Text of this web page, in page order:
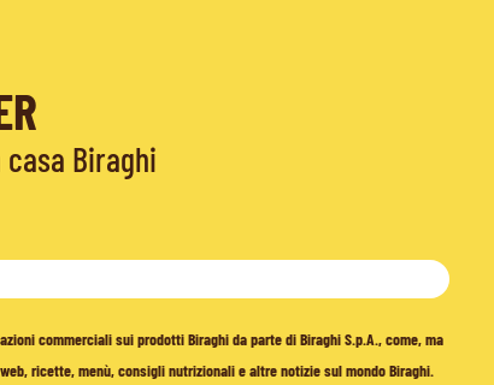
Biraghi
commerciali sui prodotti Biraghi da parte di Biraghi S.p.A., come, ma
ricette, menù, consigli nutrizionali e altre notizie sul mondo Biraghi.